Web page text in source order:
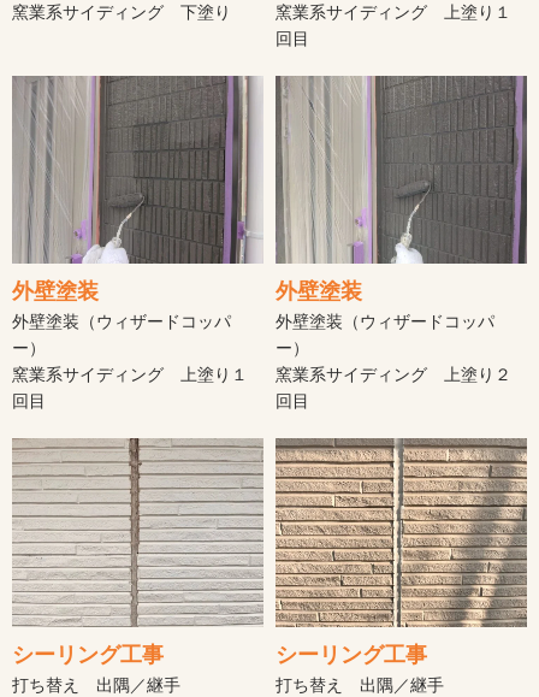
窯業系サイディング 下塗り
窯業系サイディング 上塗り１
回目
外壁塗装
外壁塗装（ウィザードコッパ
ー）
窯業系サイディング 上塗り１
回目
外壁塗装
外壁塗装（ウィザードコッパ
ー）
窯業系サイディング 上塗り２
回目
シーリング工事
打ち替え 出隅／継手
シーリング工事
打ち替え 出隅／継手